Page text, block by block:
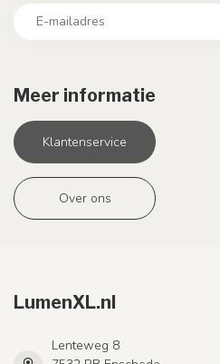
Meer informatie
Klantenservice
Over ons
LumenXL.nl
Lenteweg 8